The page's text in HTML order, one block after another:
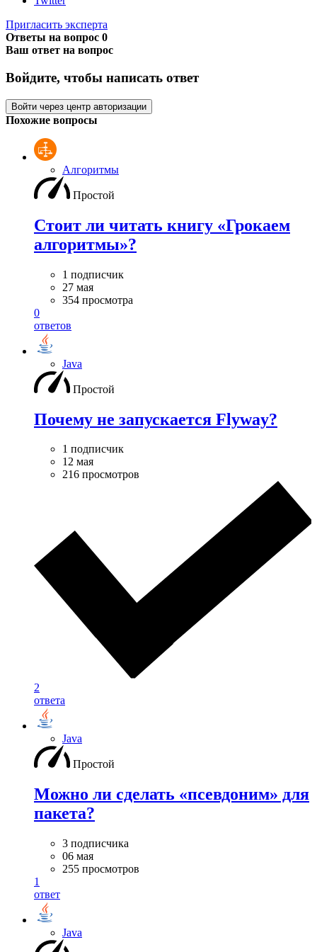
Пригласить эксперта
Ответы на вопрос 0
Ваш ответ на вопрос
Войдите, чтобы написать ответ
Войти через центр авторизации
Похожие вопросы
Алгоритмы
Простой
Стоит ли читать книгу «Грокаем
алгоритмы»?
1 подписчик
27 мая
354 просмотра
0
ответов
Java
Простой
Почему не запускается Flyway?
1 подписчик
12 мая
216 просмотров
2
ответа
Java
Простой
Можно ли сделать «псевдоним» для
пакета?
3 подписчика
06 мая
255 просмотров
1
ответ
Java